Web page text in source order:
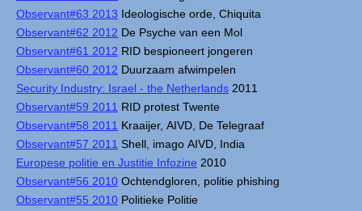
Observant#63 2013 Ideologische orde, Chiquita
Observant#62 2012 De Psyche van een Mol
Observant#61 2012 RID bespioneert jongeren
Observant#60 2012 Duurzaam afwimpelen
Security Industry: Israel - the Netherlands 2011
Observant#59 2011 RID protest Twente
Observant#58 2011 Kraaijer, AIVD, De Telegraaf
Observant#57 2011 Shell, imago AIVD, India
Europese politie en Justitie Infozine 2010
Observant#56 2010 Ochtendgloren, politie phishing
Observant#55 2010 Politieke Politie